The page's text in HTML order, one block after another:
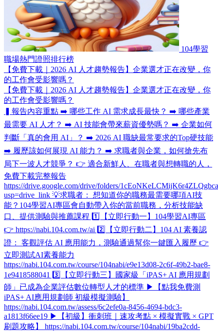
104學習
職場熱門證照排行榜
【免費下載｜2026 AI 人才趨勢報告】企業選才正在改變，你
的工作會受影響嗎？
【免費下載｜2026 AI 人才趨勢報告】企業選才正在改變，你
的工作會受影響嗎？
▍報告內容重點 ➡️ 哪些工作 AI 需求成長最快？ ➡️ 哪些產業
最需要 AI 人才？ ➡️ AI 技能會帶來薪資優勢嗎？ ➡️ 企業如何
判斷「真的會用 AI」？ ➡️ 2026 AI 職缺最常要求的Top硬技能
➡️ 履歷該如何展現 AI 能力？ ➡️ 求職者與企業，如何搶先布
局下一波人才競爭？ 👉 適合新鮮人、在職者與想轉職的人，
免費下載完整報告
https://drive.google.com/drive/folders/
usp=drive_link 💡求職者： 想知道你的職務最需要哪項AI技
能？104學習AI專區會自動帶入你的當前職務，分析技能缺
口、提供測驗與推薦課程 1️⃣【立即行動一】104學習AI專區
👉 https://nabi.104.com.tw/ai 2️⃣【立即行動二】104 AI 素養認
證​： 客觀評估 AI 應用能力，測驗通過幫你一鍵匯入履歷 👉
立即測試AI素養能力
https://nabi.104.com.tw/course/104nabi/e9e13d08-2c6f-49b2-bae8-
1e9418588041 3️⃣【立即行動三】國家級「iPAS+ AI 應用規劃
師」已成為企業評估數位轉型人才的標準 ▶【點我免費測
iPAS+ AI應用規劃師 初級模擬測驗】
https://nabi.104.com.tw/assess/6c2efe0a-8456-4694-bdc3-
a1813f66ee19 ▶【初級】衝刺班｜速攻考點 × 模擬實戰 × GPT
刷題攻略】 https://nabi.104.com.tw/course/104nabi/19ba2cdd-